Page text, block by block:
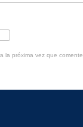
la próxima vez que comente.